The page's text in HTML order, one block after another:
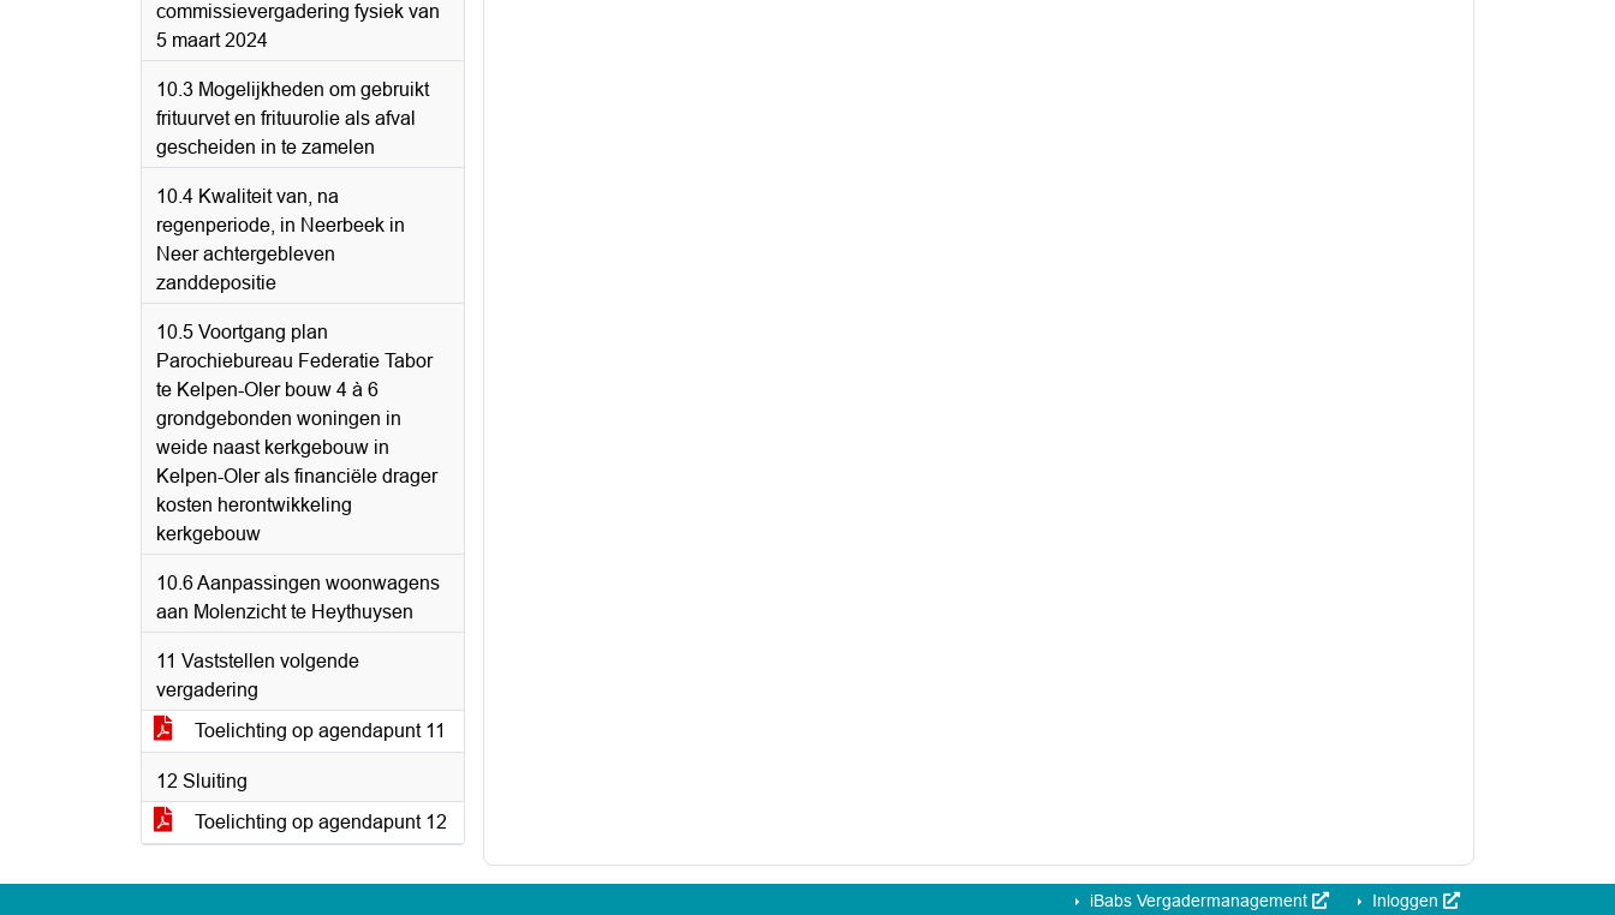
commissievergadering fysiek van
5 maart 2024
10.3 Mogelijkheden om gebruikt
frituurvet en frituurolie als afval
gescheiden in te zamelen
10.4 Kwaliteit van, na
regenperiode, in Neerbeek in
Neer achtergebleven
zanddepositie
10.5 Voortgang plan
Parochiebureau Federatie Tabor
te Kelpen-Oler bouw 4 à 6
grondgebonden woningen in
weide naast kerkgebouw in
Kelpen-Oler als financiële drager
kosten herontwikkeling
kerkgebouw
10.6 Aanpassingen woonwagens
aan Molenzicht te Heythuysen
11 Vaststellen volgende
vergadering
Toelichting op agendapunt 11
12 Sluiting
Toelichting op agendapunt 12
iBabs Vergadermanagement Inloggen